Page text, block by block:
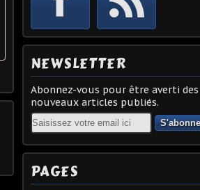
NEWSLETTER
Abonnez-vous pour être averti des
nouveaux articles publiés.
Email
PAGES